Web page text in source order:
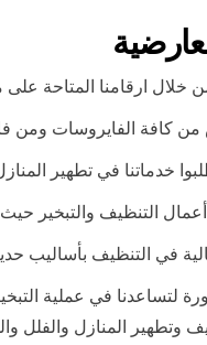
المتاحة على مدار 24 ساعة حيث اننا نقوم بتنظيف الأسطح الناعمة بسبب تراكم الجراثيم
من كافة الفايروسات ومن
خدماتنا في تطهير
التنظيف والتبخير
في التنظيف بأساليب
لتساعدنا في عملية
وتطهير المنازل